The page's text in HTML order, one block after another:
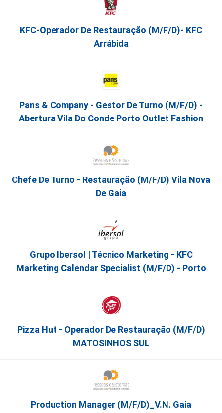
KFC-Operador De Restauração (m/f/d)- KFC
Arrábida
Pans & Company - Gestor De Turno (m/f/d) -
Abertura Vila Do Conde Porto Outlet Fashion
Chefe De Turno - Restauração (m/f/d) Vila Nova
De Gaia
Grupo Ibersol | Técnico Marketing - KFC
Marketing Calendar Specialist (m/f/d) - Porto
Pizza Hut - Operador De Restauração (m/f/d)
MATOSINHOS SUL
Production Manager (m/f/d)_V.N. Gaia